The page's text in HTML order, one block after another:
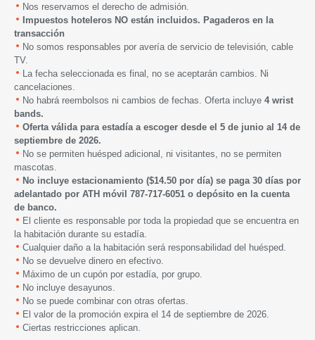
Nos reservamos el derecho de admisión.
Impuestos hoteleros NO están incluidos. Pagaderos en la
transacción
No somos responsables por avería de servicio de televisión, cable
TV.
La fecha seleccionada es final, no se aceptarán cambios. Ni
cancelaciones.
No habrá reembolsos ni cambios de fechas. Oferta incluye 4 wrist
bands.
Oferta válida para estadía a escoger desde el 5 de junio al 14 de
septiembre de 2026.
No se permiten huésped adicional, ni visitantes, no se permiten
mascotas.
No incluye estacionamiento ($14.50 por día) se paga 30 días por
adelantado por ATH móvil 787-717-6051 o depósito en la cuenta
de banco.
El cliente es responsable por toda la propiedad que se encuentra en
la habitación durante su estadía.
Cualquier daño a la habitación será responsabilidad del huésped.
No se devuelve dinero en efectivo.
Máximo de un cupón por estadía, por grupo.
No incluye desayunos.
No se puede combinar con otras ofertas.
El valor de la promoción expira el 14 de septiembre de 2026.
Ciertas restricciones aplican.